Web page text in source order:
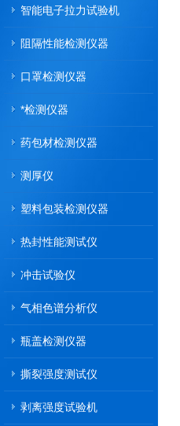
智能电子拉力试验机
阻隔性能检测仪器
口罩检测仪器
*检测仪器
药包材检测仪器
测厚仪
塑料包装检测仪器
热封性能测试仪
冲击试验仪
气相色谱分析仪
瓶盖检测仪器
撕裂强度测试仪
剥离强度试验机